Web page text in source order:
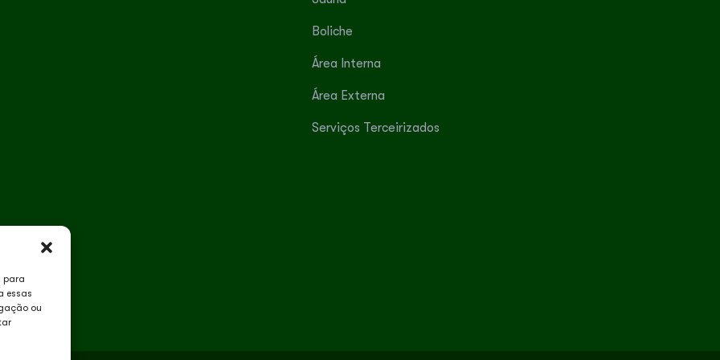
para
essas
ou
Boliche
Área Interna
Área Externa
Serviços Terceirizados